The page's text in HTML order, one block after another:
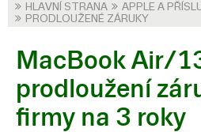
HLAVNÍ STRANA APPLE A
PRODLOUŽENÉ ZÁRUKY
MacBook Air/
prodloužení
firmy na 3 roky